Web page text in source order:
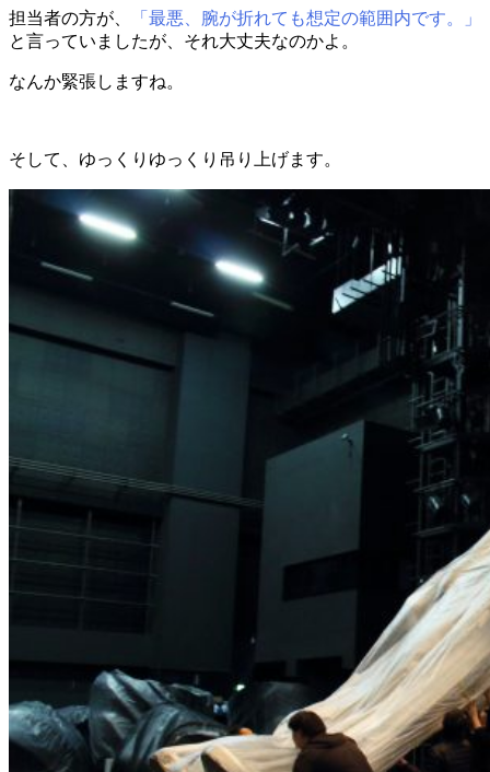
担当者の方が、
「最悪、腕が折れても想定の範囲内です。」
と言っていましたが、それ大丈夫なのかよ。
なんか緊張しますね。
そして、ゆっくりゆっくり吊り上げます。